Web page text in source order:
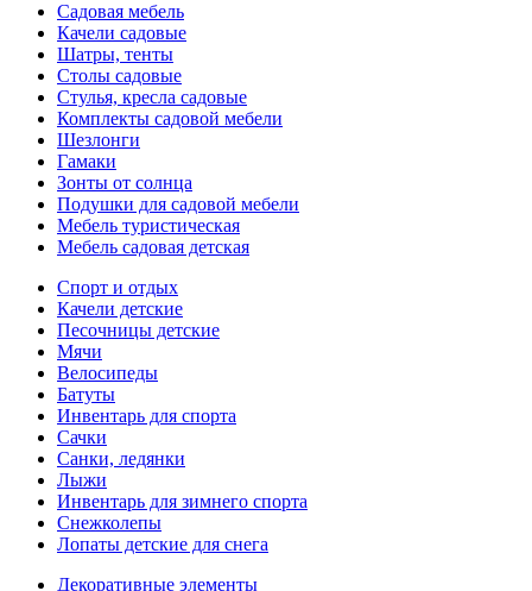
Садовая мебель
Качели садовые
Шатры, тенты
Столы садовые
Стулья, кресла садовые
Комплекты садовой мебели
Шезлонги
Гамаки
Зонты от солнца
Подушки для садовой мебели
Мебель туристическая
Мебель садовая детская
Спорт и отдых
Качели детские
Песочницы детские
Мячи
Велосипеды
Батуты
Инвентарь для спорта
Сачки
Санки, ледянки
Лыжи
Инвентарь для зимнего спорта
Снежколепы
Лопаты детские для снега
Декоративные элементы